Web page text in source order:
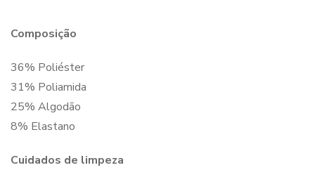
Composição
36% Poliéster
31% Poliamida
25% Algodão
8% Elastano
Cuidados de limpeza